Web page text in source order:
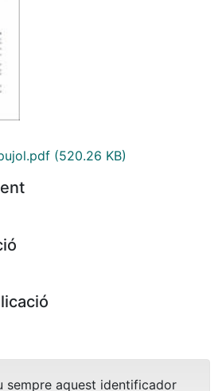
(520.26 KB)
sempre aquest identificador